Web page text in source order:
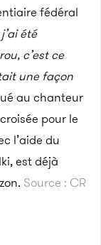
fédéral
été
c’est ce
une façon
au chanteur
pour le
l’aide du
est déjà
Source : CR